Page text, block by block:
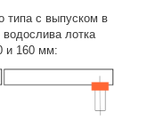
типа с выпуском в
лотка
и 160 мм: